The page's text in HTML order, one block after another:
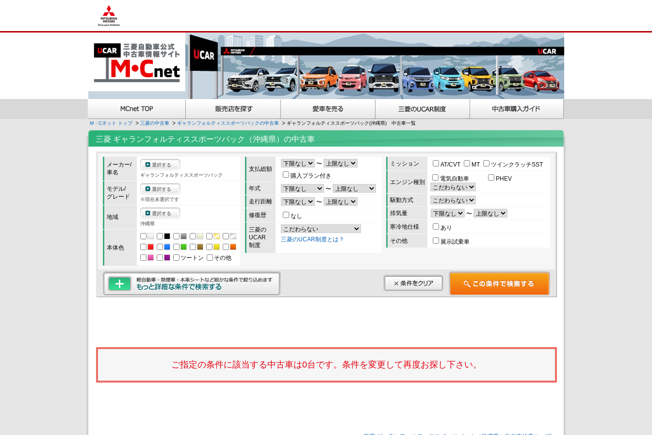
M・Cネット トップ 三菱の中古車 ギャランフォルティススポーツバックの中古車 ギャランフォルティススポーツバック(沖縄県) 中古車一覧
三菱 ギャランフォルティススポーツバック（沖縄県）の中古車
メーカー/
車名
選択する
ギャランフォルティススポーツバック
モデル/
グレード
選択する
※現在未選択です
地域
選択する
沖縄県
本体色
ツートン
その他
支払総額
〜
購入プラン付き
年式
〜
走行距離
〜
修復歴
なし
三菱の
UCAR
制度
三菱のUCAR制度とは？
ミッション AT/CVT MT ツインクラッチSST
エンジン種別 電気自動車 PHEV
駆動方式
排気量
〜
寒冷地仕様
あり
その他
展示試乗車
ご指定の条件に該当する中古車は0台です。条件を変更して再度お探し下さい。